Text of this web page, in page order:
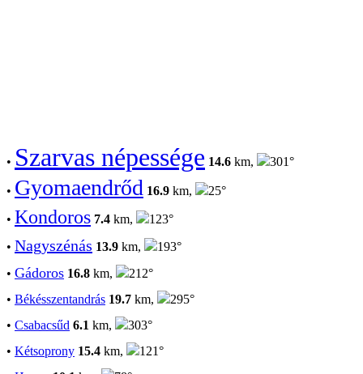
• Szarvas népessége 14.6 km, 301°
• Gyomaendrőd 16.9 km, 25°
• Kondoros 7.4 km,
123°
• Nagyszénás 13.9 km,
193°
• Gádoros 16.8 km,
212°
• Békésszentandrás 19.7 km,
295°
• Csabacsűd 6.1 km,
303°
• Kétsoprony 15.4 km,
121°